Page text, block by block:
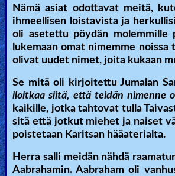
Nämä asiat odottavat meitä,
ihmeellisen loistavista ja
oli asetettu pöydän
lukemaan omat nimemme
olivat uudet nimet, joita kukaan
Se mitä oli kirjoitettu Jumalan
iloitkaa siitä, että teidän nimenne
kaikille, jotka tahtovat tulla
sitä että jotkut miehet ja naiset
poistetaan Karitsan hääaterialta.
Herra salli meidän nähdä
Aabrahamin. Aabraham oli